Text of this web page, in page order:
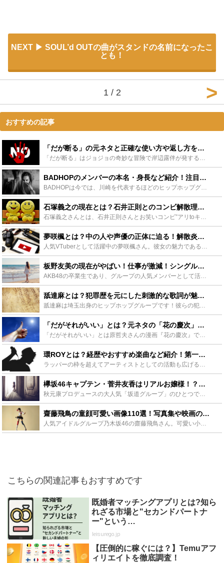
NEXT
SOUL’d OUTの曲がスタンドの名前になったこ
とも！
1 / 2
おすすめの記事
「だが断る」の元ネタと正確な使い方や返し方を紹介！誤用が多い？ - Leisurego(レジャーゴー)
BADHOPのメンバーの本名・身長など紹介！注目の人気楽曲も！ - Leisurego(レジャーゴー)
石塚義之の現在とは？石井正則とのコンビ解散理由や主な出演作などを紹介 - Leisurego(レジャーゴー)
夢咲楓とは？中の人や声優の正体に迫る！解散炎上騒動までご紹介！ - Leisurego(レジャーゴー)
板野友美の現在がやばい！仕事が激減！シングルも大コケ！？整形顔は？ - Leisurego(レジャーゴー)
舐達麻とは？犯罪歴を元にした刺激的な歌詞が魅力のラッパーグループ！ - Leisurego(レジャーゴー)
「だがそれがいい」とは？元ネタの「花の慶次」やAAなど紹介！ - Leisurego(レジャーゴー)
環ROYとは？経歴やおすすめ楽曲など紹介！第一線で活躍し続ける魅力とは - Leisurego(レジャーゴー)
欅坂46キャプテン・菅井友香はリアルお嬢様！？大豪邸な別荘がすごい - Leisurego(レジャーゴー)
齋藤飛鳥の童顔可愛い画像110選！写真集や映画の紹介も - Leisurego(レジャーゴー)
こちらの関連記事もおすすめです
既婚者マッチングアプリとは?知ら
れざる市場と"セカンドパートナ
ー"という…
leisurego.jp
【圧倒的に稼ぐには？】Temuアフ
ィリエイトを徹底調査！